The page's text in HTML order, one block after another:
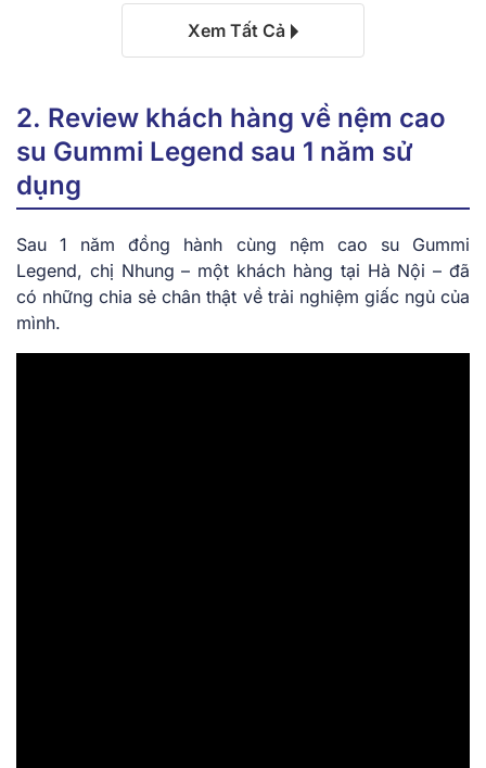
Xem Tất Cả
2. Review khách hàng về nệm cao
su Gummi Legend sau 1 năm sử
dụng
Sau 1 năm đồng hành cùng nệm cao su Gummi
Legend, chị Nhung – một khách hàng tại Hà Nội – đã
có những chia sẻ chân thật về trải nghiệm giấc ngủ của
mình.